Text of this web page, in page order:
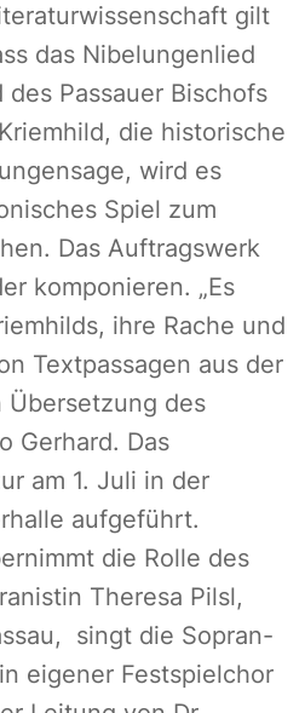
gilt
das Nibelungenlied
Passauer Bischofs
die historische
wird es
Spiel zum
Das Auftragswerk
komponieren. „Es
ihre Rache und
Textpassagen aus der
des
Gerhard. Das
am 1. Juli in der
aufgeführt.
die Rolle des
Theresa Pilsl,
singt die Sopran-
eigener Festspielchor